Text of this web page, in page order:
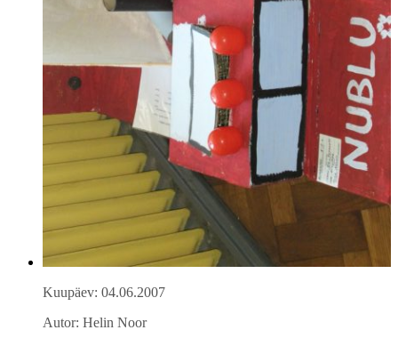
Kuupäev: 04.06.2007
Autor: Helin Noor